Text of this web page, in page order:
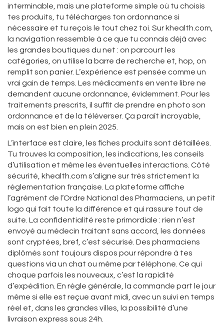
interminable, mais une plateforme simple où tu choisis
tes produits, tu télécharges ton ordonnance si
nécessaire et tu reçois le tout chez toi. Sur khealth.com,
la navigation ressemble à ce que tu connais déjà avec
les grandes boutiques du net : on parcourt les
catégories, on utilise la barre de recherche et, hop, on
remplit son panier. L’expérience est pensée comme un
vrai gain de temps. Les médicaments en vente libre ne
demandent aucune ordonnance, évidemment. Pour les
traitements prescrits, il suffit de prendre en photo son
ordonnance et de la téléverser. Ça paraît incroyable,
mais on est bien en plein 2025.
L’interface est claire, les fiches produits sont détaillées.
Tu trouves la composition, les indications, les conseils
d’utilisation et même les éventuelles interactions. Côté
sécurité, khealth.com s’aligne sur très strictement la
réglementation française. La plateforme affiche
l’agrément de l’Ordre National des Pharmaciens, un petit
logo qui fait toute la différence et qui rassure tout de
suite. La confidentialité reste primordiale : rien n’est
envoyé au médecin traitant sans accord, les données
sont cryptées, bref, c’est sécurisé. Des pharmaciens
diplômés sont toujours dispos pour répondre à tes
questions via un chat ou même par téléphone. Ce qui
choque parfois les nouveaux, c’est la rapidité
d’expédition. En règle générale, la commande part le jour
même si elle est reçue avant midi, avec un suivi en temps
réel et, dans les grandes villes, la possibilité d’une
livraison express sous 24h.